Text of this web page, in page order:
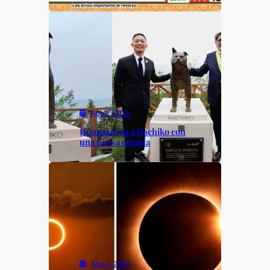
Ago 7, 2026
Homenajean a Hachiko con
una nueva estatua
Ago 7, 2026